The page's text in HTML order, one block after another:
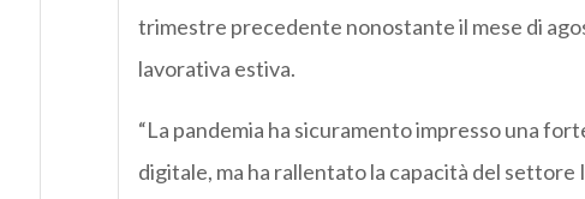
trimestre precedente nonostante il mese di
lavorativa estiva.
“La pandemia ha sicuramento impresso una
digitale, ma ha rallentato la capacità del